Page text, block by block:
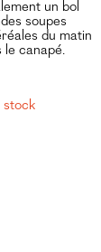
un bol
soupes
du matin
le canapé.
stock